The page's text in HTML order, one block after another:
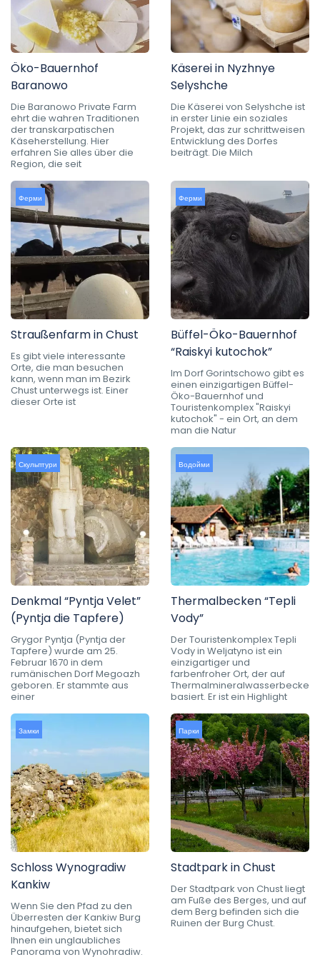
Öko-Bauernhof
Baranowo
Die Baranowo Private Farm
ehrt die wahren Traditionen
der transkarpatischen
Käseherstellung. Hier
erfahren Sie alles über die
Region, die seit
Käserei in Nyzhnye
Selyshche
Die Käserei von Selyshche ist
in erster Linie ein soziales
Projekt, das zur schrittweisen
Entwicklung des Dorfes
beiträgt. Die Milch
Ферми
Straußenfarm in Chust
Es gibt viele interessante
Orte, die man besuchen
kann, wenn man im Bezirk
Chust unterwegs ist. Einer
dieser Orte ist
Ферми
Büffel-Öko-Bauernhof
“Raiskyi kutochok”
Im Dorf Gorintschowo gibt es
einen einzigartigen Büffel-
Öko-Bauernhof und
Touristenkomplex "Raiskyi
kutochok" - ein Ort, an dem
man die Natur
Скульптури
Denkmal “Pyntja Velet”
(Pyntja die Tapfere)
Grygor Pyntja (Pyntja der
Tapfere) wurde am 25.
Februar 1670 in dem
rumänischen Dorf Megoazh
geboren. Er stammte aus
einer
Водойми
Thermalbecken “Tepli
Vody”
Der Touristenkomplex Tepli
Vody in Weljatyno ist ein
einzigartiger und
farbenfroher Ort, der auf
Thermalmineralwasserbecken
basiert. Er ist ein Highlight
Замки
Schloss Wynogradiw
Kankiw
Wenn Sie den Pfad zu den
Überresten der Kankiw Burg
hinaufgehen, bietet sich
Ihnen ein unglaubliches
Panorama von Wynohradiw.
Парки
Stadtpark in Chust
Der Stadtpark von Chust liegt
am Fuße des Berges, und auf
dem Berg befinden sich die
Ruinen der Burg Chust.